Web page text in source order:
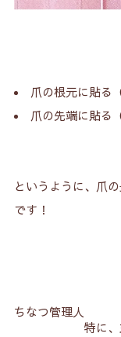
爪の根元に貼る
爪の先端に貼る
というように、爪
です！
ちなつ管理人
特に